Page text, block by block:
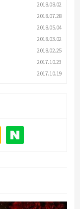
2018.08.02
2018.07.28
2018.05.04
2018.03.02
2018.02.25
2017.10.23
2017.10.19